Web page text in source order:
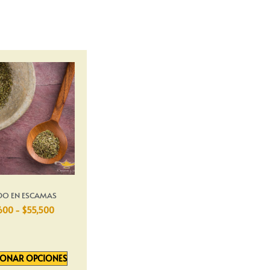
EN ESCAMAS
- $55,500
OPCIONES